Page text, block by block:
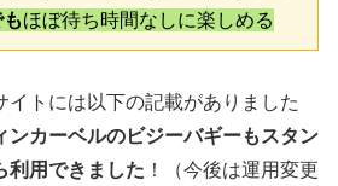
ほぼ待ち時間なしに楽しめる
トには以下の記載がありました
ンカーベルのビジーバギーもスタン
利用できました ！（今後は運用変更